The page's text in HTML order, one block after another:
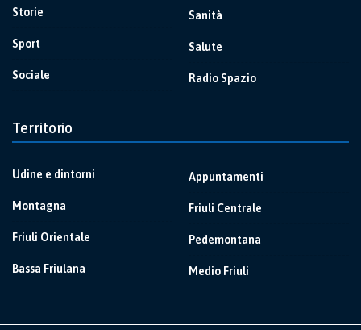
Storie
Sport
Sociale
Sanità
Salute
Radio Spazio
Territorio
Udine e dintorni
Montagna
Friuli Orientale
Bassa Friulana
Appuntamenti
Friuli Centrale
Pedemontana
Medio Friuli